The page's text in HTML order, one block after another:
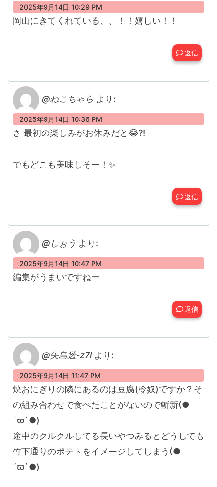
2025年9月14日 10:29 PM
岡山にきてくれている、、！！嬉しい！！
返信
@ねこちゃら より:
2025年9月14日 10:36 PM
さ 最初の楽しみがお休みだと😂?!
でもどこも美味しそー！✨
返信
@しぉう より:
2025年9月14日 10:47 PM
編集がうまいですねー
返信
@矢島透-z7l より:
2025年9月14日 11:47 PM
焼おにぎりの隣にあるのは豆腐(冷奴)ですか？そ
の組み合わせで食べたことがないので斬新(●
´ϖ`●)
途中のクルクルしてる長いやつみるとどうしても
竹下通りのポテトをイメージしてしまう(●
´ϖ`●)